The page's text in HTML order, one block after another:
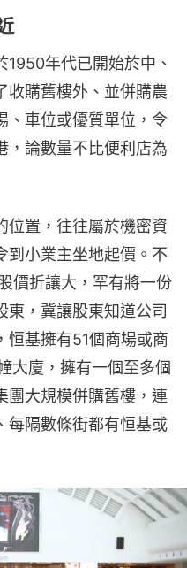
年代已開始於中、
收購舊樓外、並併購農
、車位或優質單位，令
，論數量不比便利店為
位置，往往屬於機密資
到小業主坐地起價。不
價折讓大，罕有將一份
東，冀讓股東知道公司
恒基擁有51個商場或商
大廈，擁有一個至多個
團大規模併購舊樓，連
每隔數條街都有恒基或